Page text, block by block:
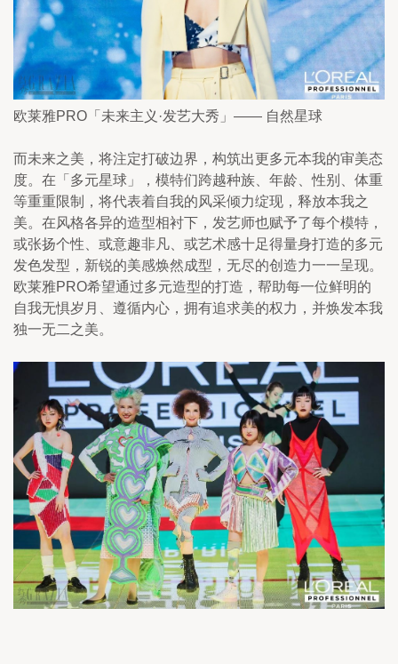
欧莱雅PRO「未来主义·发艺大秀」—— 自然星球
而未来之美，将注定打破边界，构筑出更多元本我的审美态
度。在「多元星球」，模特们跨越种族、年龄、性别、体重
等重重限制，将代表着自我的风采倾力绽现，释放本我之
美。在风格各异的造型相衬下，发艺师也赋予了每个模特，
或张扬个性、或意趣非凡、或艺术感十足得量身打造的多元
发色发型，新锐的美感焕然成型，无尽的创造力一一呈现。
欧莱雅PRO希望通过多元造型的打造，帮助每一位鲜明的
自我无惧岁月、遵循内心，拥有追求美的权力，并焕发本我
独一无二之美。